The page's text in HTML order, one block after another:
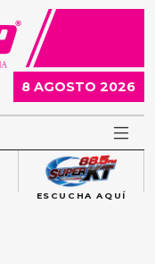
8 AGOSTO 2026
ESCUCHA AQUÍ